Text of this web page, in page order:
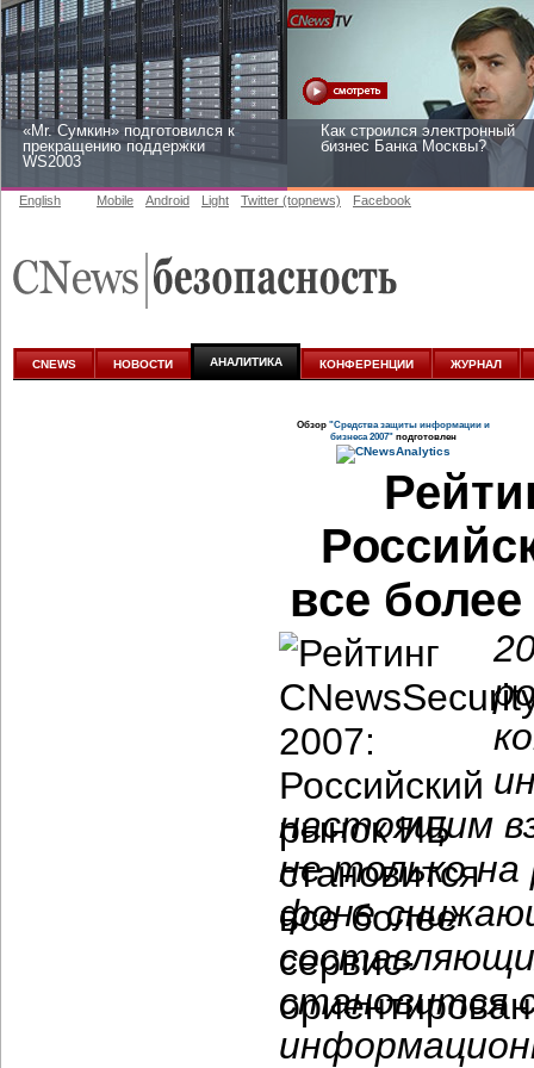
«Mr. Сумкин» подготовился к
прекращению поддержки
WS2003
Как строился электронный
бизнес Банка Москвы?
аналитике
English Mobile Android Light Twitter (topnews) Facebook
CNEWS НОВОСТИ АНАЛИТИКА КОНФЕРЕНЦИИ ЖУРНАЛ
Обзор "Средства защиты информации и
бизнеса 2007"подготовлен
все
настоящим
не только на
фоне
становится